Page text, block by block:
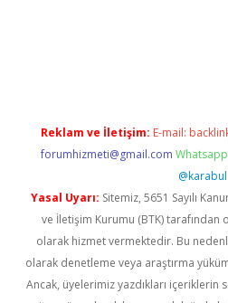
Reklam ve İletişim: E-mail:
forumhizmeti@gmail.com
@karabul
Yasal Uyarı: Sitemiz, 5651 Sayılı
ve İletişim Kurumu (BTK) tarafından
olarak hizmet vermektedir. Bu
olarak denetleme veya araştırma
Ancak, üyelerimiz yazdıkları içeriklerin